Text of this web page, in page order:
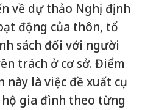
về dự thảo Nghị định
động của thôn, tổ
sách đối với người
trách ở cơ sở. Điểm
là việc đề xuất cụ
gia đình theo từng